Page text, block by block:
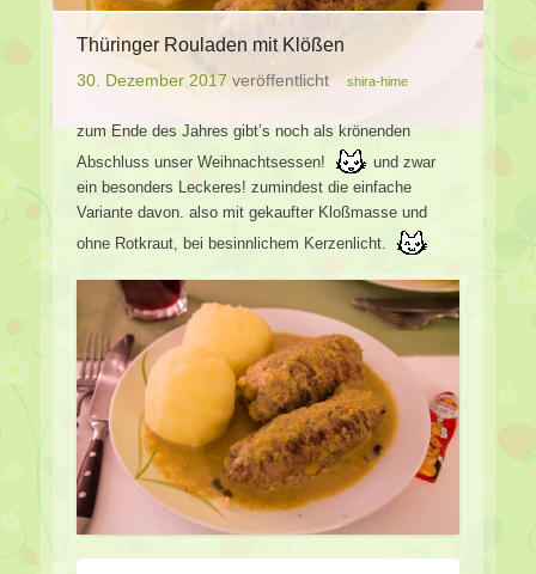
Thüringer Rouladen mit Klößen
30. Dezember 2017 veröffentlicht shira-hime
zum Ende des Jahres gibt’s noch als krönenden
Abschluss unser Weihnachtsessen!
und zwar
ein besonders Leckeres! zumindest die einfache
Variante davon. also mit gekaufter Kloßmasse und
ohne Rotkraut, bei besinnlichem Kerzenlicht.